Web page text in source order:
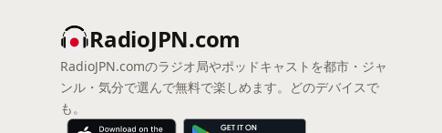
RadioJPN.com
RadioJPN.comのラジオ局やポッドキャストを都市・ジャ
ンル・気分で選んで無料で楽しめます。どのデバイスで
も。